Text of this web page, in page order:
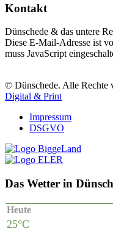
Kontakt
Dünschede & das untere
Diese E-Mail-Adresse ist
muss JavaScript
© Dünschede. Alle Rechte
Digital & Print
Impressum
DSGVO
Das Wetter in
Heute
25°C